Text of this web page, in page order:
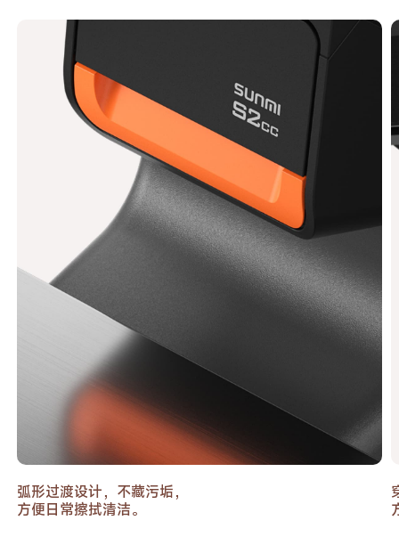
弧形过渡设计，不藏污垢，
方便日常擦拭清洁。